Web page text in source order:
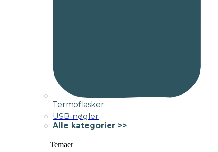
Termoflasker
USB-nøgler
Alle kategorier >>
Temaer